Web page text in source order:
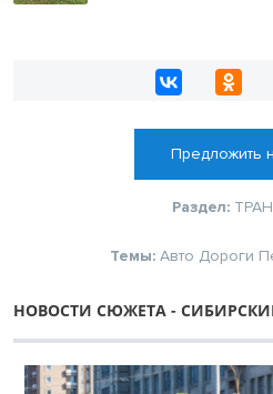
Предложить
Раздел:
Темы: Авто Дороги
НОВОСТИ СЮЖЕТА -